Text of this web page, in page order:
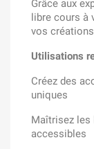
Grâce aux
libre cours à
vos
Utilisations
Créez des
uniques
Maîtrisez les
accessibles